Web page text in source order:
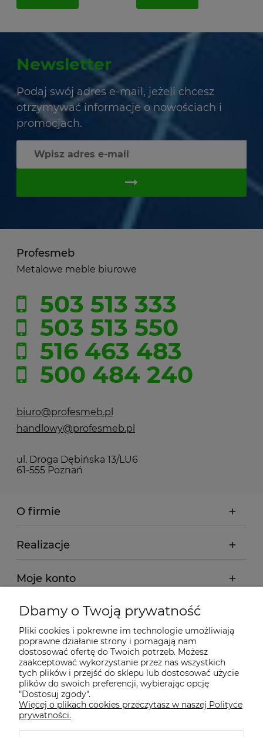
Newsletter
Podaj swój adres e-mail, jeżeli chcesz
otrzymywać informacje o nowościach i
promocjach.
Profesmeb
Metalowe meble biurowe
503 513 333
503 513 550
516 463 483
500 484 240
biuro@profesmeb.pl
handlowy@profesmeb.pl
ul. Droga Dębińska 13/LU6
61-555 Poznań
O firmie
Realizacje
Moje konto
Regulamin
Dostawa - realizacja
Gwarancja i zwroty
Pomoc
Dbamy o Twoją prywatność
Pliki cookies i pokrewne im technologie umożliwiają
poprawne działanie strony i pomagają nam
dostosować ofertę do Twoich potrzeb. Możesz
zaakceptować wykorzystanie przez nas wszystkich
tych plików i przejść do sklepu lub dostosować użycie
plików do swoich preferencji, wybierając opcję
"Dostosuj zgody".
Więcej o plikach cookies przeczytasz w naszej Polityce
prywatności.